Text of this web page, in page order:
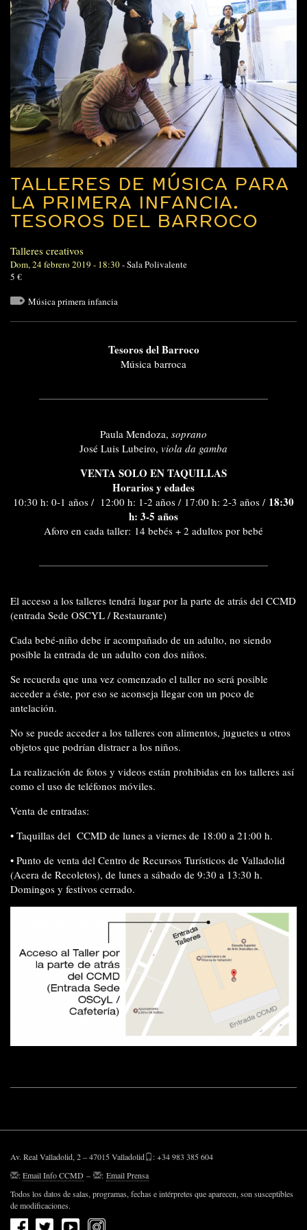
TALLERES DE MÚSICA PARA
LA PRIMERA INFANCIA.
TESOROS DEL BARROCO
Talleres creativos
Dom, 24 febrero 2019 - 18:30-Sala Polivalente
5 €
Música primera infancia
Tesoros del Barroco
Música barroca
Paula Mendoza, soprano
José Luis Lubeiro, viola da gamba
VENTA SOLO EN TAQUILLAS
Horarios y edades
10:30 h: 0-1 años / 12:00 h: 1-2 años / 17:00 h: 2-3 años / 18:30
h: 3-5 años
Aforo en cada taller: 14 bebés + 2 adultos por bebé
El acceso a los talleres tendrá lugar por la parte de atrás del CCMD
(entrada Sede OSCYL / Restaurante)
Cada bebé-niño debe ir acompañado de un adulto, no siendo
posible la entrada de un adulto con dos niños.
Se recuerda que una vez comenzado el taller no será posible
acceder a éste, por eso se aconseja llegar con un poco de
antelación.
No se puede acceder a los talleres con alimentos, juguetes u otros
objetos que podrían distraer a los niños.
La realización de fotos y videos están prohibidas en los talleres así
como el uso de teléfonos móviles.
Venta de entradas:
• Taquillas del CCMD de lunes a viernes de 18:00 a 21:00 h.
• Punto de venta del Centro de Recursos Turísticos de Valladolid
(Acera de Recoletos), de lunes a sábado de 9:30 a 13:30 h.
Domingos y festivos cerrado.
Av. Real Valladolid, 2 – 47015 Valladolid
: +34 983 385 604
:Email Info CCMD – : Email Prensa
Todos los datos de salas, programas, fechas e intérpretes que aparecen, son susceptibles
de modificaciones.